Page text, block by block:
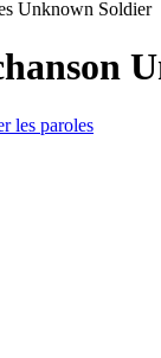
Unknown Soldier
les paroles